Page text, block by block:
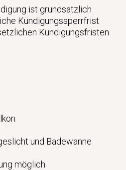
ist grundsätzlich
Kündigungssperrfrist
Kündigungsfristen
und Badewanne
möglich